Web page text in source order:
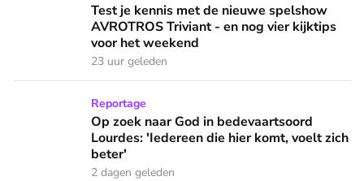
Test je kennis met de nieuwe spelshow AVROTROS
Test je kennis met de nieuwe spelshow
AVROTROS Triviant - en nog vier kijktips
voor het weekend
23 uur geleden
Op zoek naar God in bedevaartsoord Lourdes: 'Iedereen
Reportage
Op zoek naar God in bedevaartsoord
Lourdes: 'Iedereen die hier komt, voelt zich
beter'
2 dagen geleden